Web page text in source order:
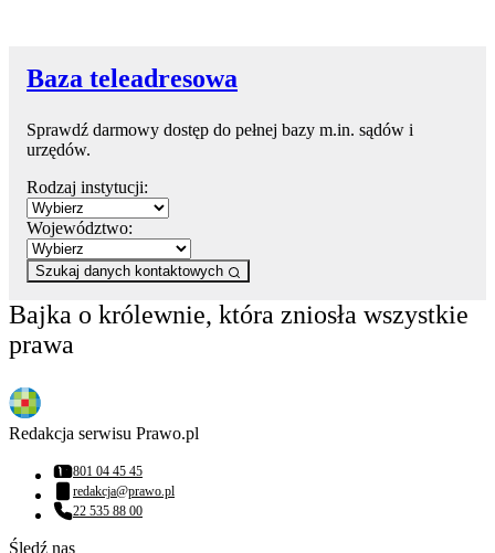
Baza teleadresowa
Sprawdź darmowy dostęp do pełnej bazy m.in. sądów i
urzędów.
Rodzaj instytucji:
Województwo:
Szukaj danych kontaktowych
Bajka o królewnie, która zniosła wszystkie
prawa
Redakcja serwisu Prawo.pl
Numer telefonu:
801 04 45 45
Adres email:
redakcja@prawo.pl
Numer telefonu:
22 535 88 00
Śledź nas